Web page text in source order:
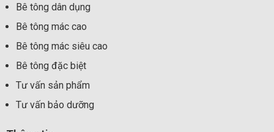
Bê tông dân dụng
Bê tông mác cao
Bê tông mác siêu cao
Bê tông đặc biệt
Tư vấn sản phẩm
Tư vấn bảo dưỡng